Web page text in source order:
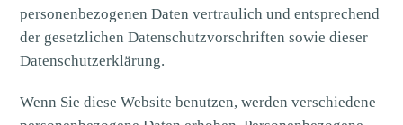
personenbezogenen Daten vertraulich und entsprechend
der gesetzlichen Datenschutzvorschriften sowie dieser
Datenschutzerklärung.
Wenn Sie diese Website benutzen, werden verschiedene